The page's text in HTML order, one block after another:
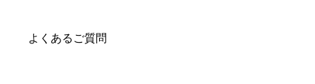
よくあるご質問